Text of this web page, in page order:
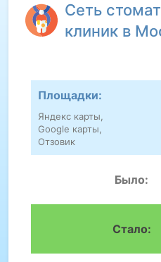
Сеть
клиник в
Площадки:
Яндекс карты,
Google карты,
Отзовик
Было:
Стало: